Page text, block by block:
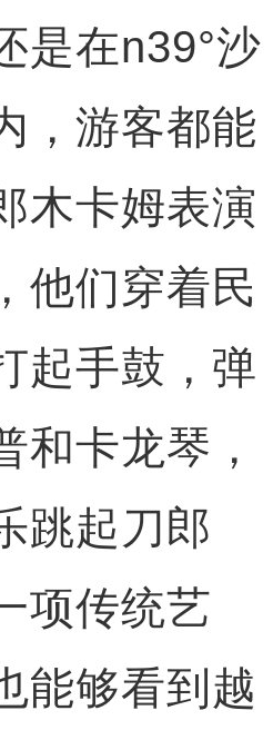
是在n39°沙
，游客都能
木卡姆表演
他们穿着民
起手鼓，弹
和卡龙琴，
跳起刀郎
项传统艺
能够看到越